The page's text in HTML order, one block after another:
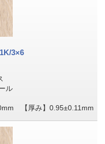
3×6
ル
【厚み】0.95±0.11mm